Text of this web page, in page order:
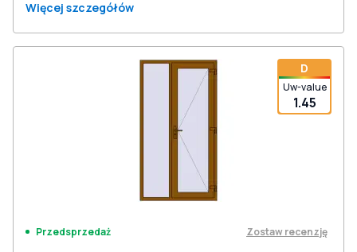
Więcej szczegółów
D
Uw-value
1.45
Przedsprzedaż Zostaw recenzję